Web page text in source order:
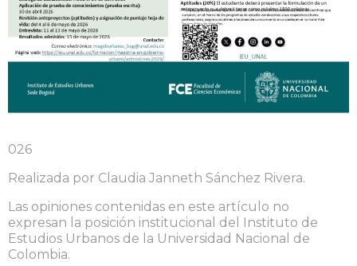
026
Realizada por Claudia Janneth Sánchez Rivera.
Las opiniones contenidas en este artículo no
expresan la posición institucional del Instituto de
Estudios Urbanos de la Universidad Nacional de
Colombia.